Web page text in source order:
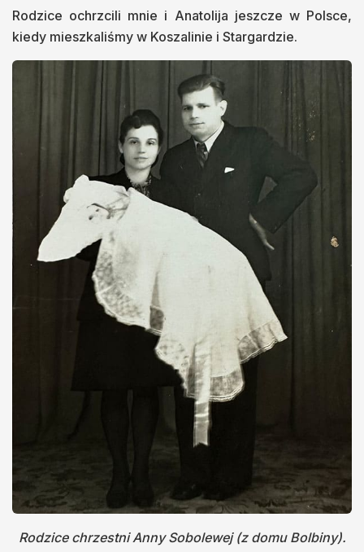
Rodzice ochrzcili mnie i Anatolija jeszcze w Polsce,
kiedy mieszkaliśmy w Koszalinie i Stargardzie.
Rodzice chrzestni Anny Sobolewej (z domu Bolbiny).